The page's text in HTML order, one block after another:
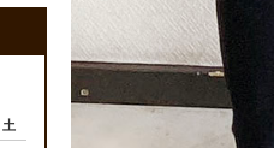
土